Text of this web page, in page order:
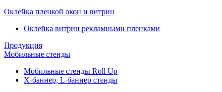
Оклейка пленкой окон и витрин
Оклейка витрин рекламными пленками
Продукция
Мобильные стенды
Мобильные стенды Roll Up
Х-баннер, L-баннер стенды